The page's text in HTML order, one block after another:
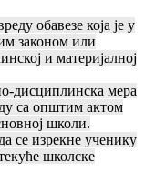
обавезе која је у
законом или
и материјалној
дисциплинска мера
са општим актом
школи.
изрекне ученику
школске